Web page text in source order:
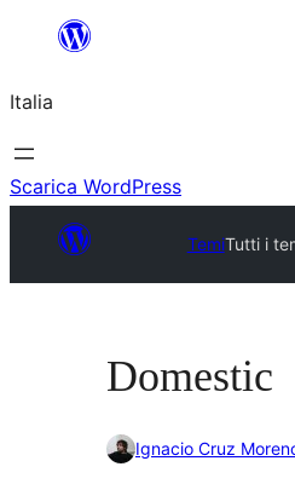
contenuto
Italia
Scarica WordPress
TemiTutti i
Domestic
Ignacio Cruz